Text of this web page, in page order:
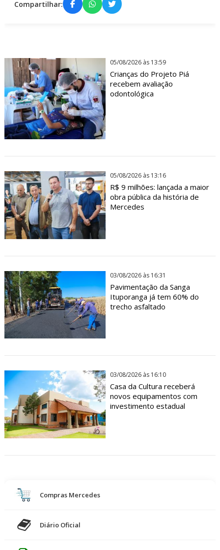
Compartilhar:
05/08/2026 às 13:59
Crianças do Projeto Piá
recebem avaliação
odontológica
05/08/2026 às 13:16
R$ 9 milhões: lançada a maior
obra pública da história de
Mercedes
03/08/2026 às 16:31
Pavimentação da Sanga
Ituporanga já tem 60% do
trecho asfaltado
03/08/2026 às 16:10
Casa da Cultura receberá
novos equipamentos com
investimento estadual
Compras Mercedes
Diário Oficial